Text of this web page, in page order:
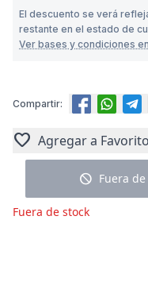
El descuento se verá
restante en el estado de
Ver bases y condiciones
Compartir:
favorite Agregar a
block Fuera
Fuera de stock